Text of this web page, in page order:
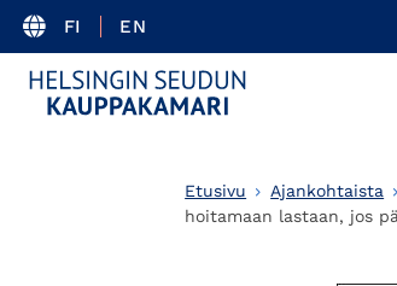
FI EN
Etusivu Ajankohtaista
hoitamaan lastaan, jos